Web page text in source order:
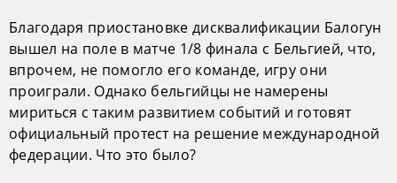
Благодаря приостановке дисквалификации Балогун
вышел на поле в матче 1/8 финала с Бельгией, что,
впрочем, не помогло его команде, игру они
проиграли. Однако бельгийцы не намерены
мириться с таким развитием событий и готовят
официальный протест на решение международной
федерации. Что это было?